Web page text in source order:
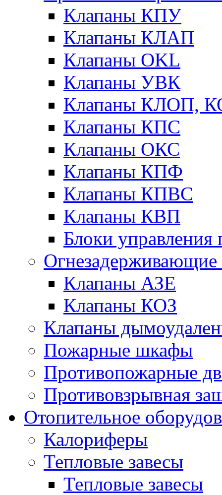
Клапаны КПУ
Клапаны КЛАП
Клапаны OKL
Клапаны УВК
Клапаны КЛОП,
Клапаны КПС
Клапаны ОКС
Клапаны КПФ
Клапаны КПВС
Клапаны КВП
Блоки
Огнезадерживающие
Клапаны АЗЕ
Клапаны КОЗ
Клапаны
Пожарные шкафы
Противопожарные
Противовзрывная
Отопительное
Калориферы
Тепловые завесы
Тепловые завесы